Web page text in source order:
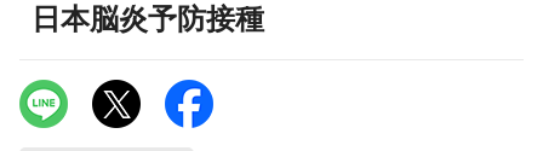
日本脳炎予防接種